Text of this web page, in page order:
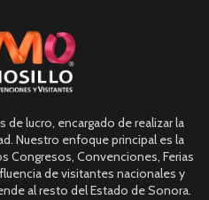
lucro, encargado de realizar la
Nuestro enfoque principal es la
Congresos, Convenciones, Ferias
de visitantes nacionales y
al resto del Estado de Sonora.